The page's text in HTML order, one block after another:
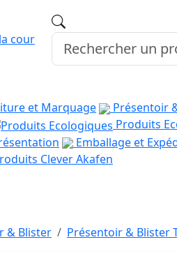
et Marquage Présentoir
Produits
Emballage et
Clever Akafen
& Blister Présentoir & Blister